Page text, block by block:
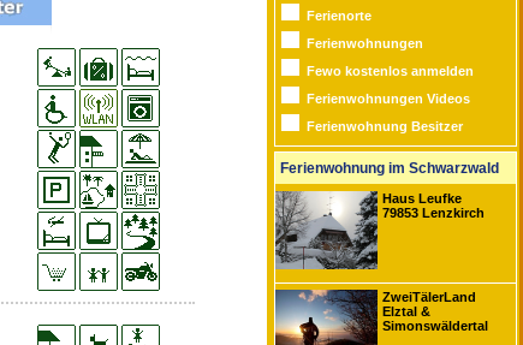
Ferienorte
Ferienwohnungen
Fewo kostenlos anmelden
Ferienwohnungen Videos
Ferienwohnung Besitzer
Ferienwohnung im Schwarzwald
Haus Leufke
79853 Lenzkirch
ZweiTälerLand
Elztal &
Simonswäldertal